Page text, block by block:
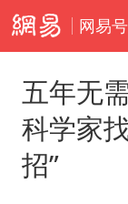
网易号
五年无
科学家
招”